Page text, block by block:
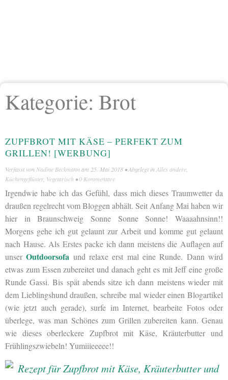
Kategorie: Brot
ZUPFBROT MIT KÄSE – PERFEKT ZUM
GRILLEN! [WERBUNG]
Verfasst von Nadine Beckmann am 25. Mai 2018 • Abgelegt in Alles andere
Küchengeflüster, Vegetarisch •0 Kommentare
Irgendwie habe ich das Gefühl, dass mich dieses Traumwetter da
draußen regelrecht vom Bloggen abhält. Seit Anfang Mai haben wir
hier in Braunschweig Sonne Sonne Sonne! Waaaahnsinn!!
Morgens gehe ich gut gelaunt zur Arbeit und komme gut gelaunt
nach Hause. Als Erstes packe ich dann meistens die Auflagen auf
unserOutdoorsofa und relaxe erst mal eine Runde. Dann wird
etwas zum Essen zubereitet und danach geht es mit Jeff eine große
Runde Gassi. Bis spät abends sitze ich dann meistens wieder mit
dem Lieblingshund draußen, schreibe mal wieder einen Blogartikel
(wie jetzt auch gerade), surfe im Internet, bearbeite Fotos oder
überlege, was man Schönes zum Grillen zubereiten kann. Genau
wie dieses oberleckere Zupfbrot mit Käse, Kräuterbutter und
Frühlingszwiebeln! Yumiiieeeee!!